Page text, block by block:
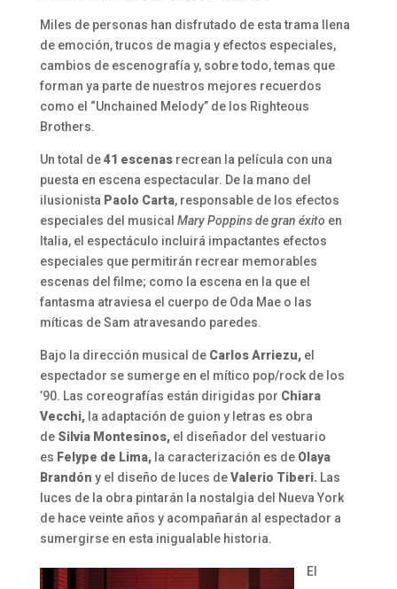
Miles de personas han disfrutado de esta trama llena
de emoción, trucos de magia y efectos especiales,
cambios de escenografía y, sobre todo, temas que
forman ya parte de nuestros mejores recuerdos
como el “Unchained Melody” de los Righteous
Brothers.
Un total de41 escenas recrean la película con una
puesta en escena espectacular. De la mano del
ilusionista Paolo Carta, responsable de los efectos
especiales del musical Mary Poppins de gran éxito en
Italia, el espectáculo incluirá impactantes efectos
especiales que permitirán recrear memorables
escenas del filme; como la escena en la que el
fantasma atraviesa el cuerpo de Oda Mae o las
míticas de Sam atravesando paredes.
Bajo la dirección musical de Carlos Arriezu, el
espectador se sumerge en el mítico pop/rock de los
’90. Las coreografías están dirigidas por Chiara
Vecchi, la adaptación de guion y letras es obra
deSilvia Montesinos, el diseñador del vestuario
es Felype de Lima, la caracterización es deOlaya
Brandón y el diseño de luces deValerio Tiberi. Las
luces de la obra pintarán la nostalgia del Nueva York
de hace veinte años y acompañarán al espectador a
sumergirse en esta inigualable historia.
El